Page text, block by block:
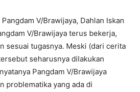
V/Brawijaya, Dahlan Iskan
V/Brawijaya terus bekerja,
sesuai tugasnya. Meski (dari cerita
seharusnya dilakukan
Pangdam V/Brawijaya
problematika yang ada di